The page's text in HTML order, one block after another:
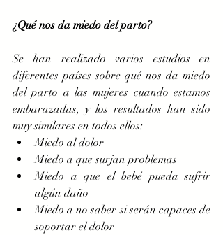
¿Qué nos da miedo del parto?
Se han realizado varios estudios en
diferentes países sobre qué nos da miedo
del parto a las mujeres cuando estamos
embarazadas, y los resultados han sido
muy similares en todos ellos:
Miedo al dolor
Miedo a que surjan problemas
Miedo a que el bebé pueda sufrir
algún daño
Miedo a no saber si serán capaces de
soportar el dolor